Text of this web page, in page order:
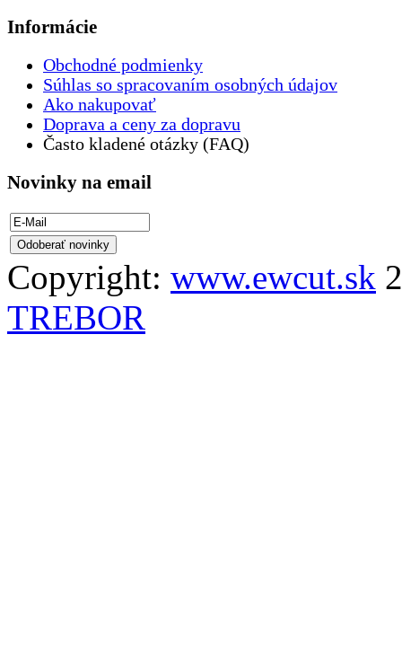
Informácie
Obchodné podmienky
Súhlas so spracovaním osobných údajov
Ako nakupovať
Doprava a ceny za dopravu
Často kladené otázky (FAQ)
Novinky na email
Copyright: www.ewcut.sk
TREBOR